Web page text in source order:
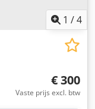
1 /4
€ 300
Vaste prijs excl. btw